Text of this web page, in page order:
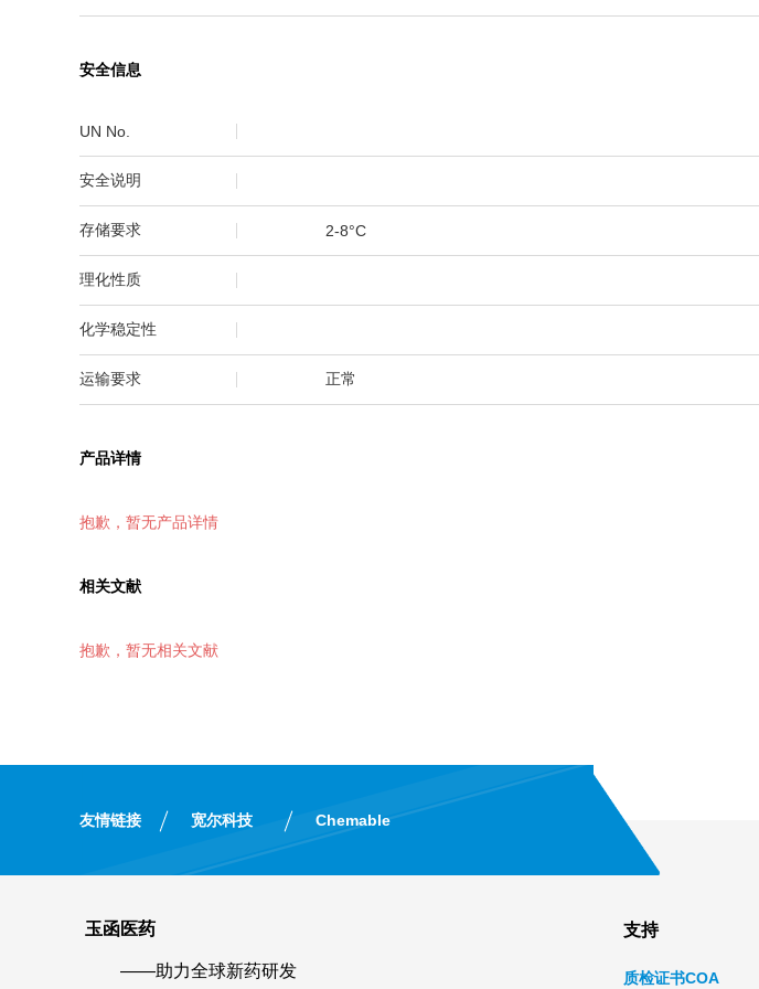
安全信息
UN No.
安全说明
存储要求 2-8°C
理化性质
化学稳定性
运输要求 正常
产品详情
抱歉，暂无产品详情
相关文献
抱歉，暂无相关文献
友情链接 宽尔科技 Chemable
玉函医药
——助力全球新药研发
支持
质检证书COA